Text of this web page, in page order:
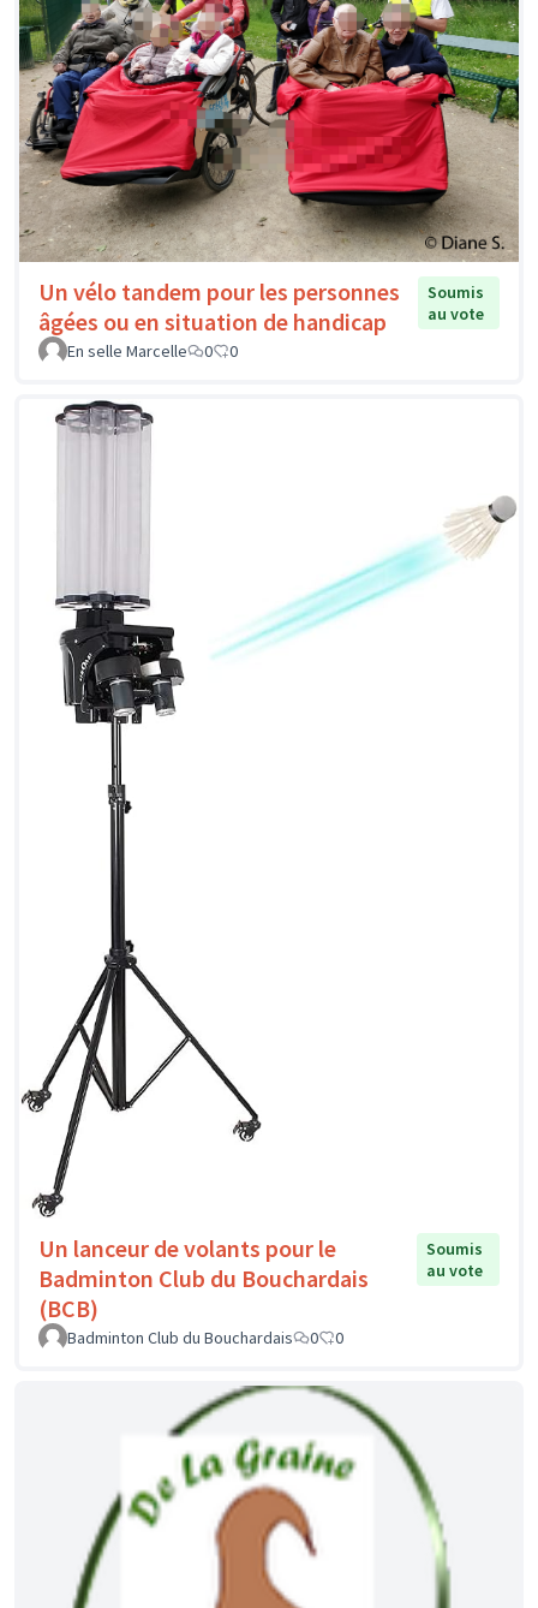
Un vélo tandem pour les personnes
âgées ou en situation de handicap
Soumis
au vote
En selle Marcelle
0 0
Un lanceur de volants pour le
Badminton Club du Bouchardais
(BCB)
Soumis
au vote
Badminton Club du Bouchardais 0 0